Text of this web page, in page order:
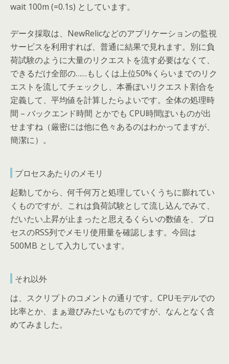
wait 100m (=0.1s) としています。
データ採取は、NewRelicなどのアプリケーションの監視
サービスを利用すれば、普通に結果で見れます。別に負
荷試験のように大量のリクエストを流す必要はなくて、
できるだけ全部の……もしくは上位50%くらいまでのリク
エストを流してチェックし、本番ぽいリクエスト割合を
定義して、平均値を計算したらよいです。全体の処理時
間 – バックエンド時間 とかでも CPU時間ぽいものが出
せますね（厳密には他に色々あるのはわかってますが、
簡潔に）。
プロセスあたりのメモリ
起動してから、何千何万と処理していくうちに膨れてい
くものですが、これは負荷試験として流し込んでみて、
だいたい上昇が止まったと思えるくらいの数値を、プロ
セスのRSS列でメモリ使用量を確認します。今回は
500MB として入力しています。
それ以外
は、スクリプトのコメントの通りです。CPUモデルでの
比率とか、まぁ遊びみたいなものですが、なんとなく含
めてみました。